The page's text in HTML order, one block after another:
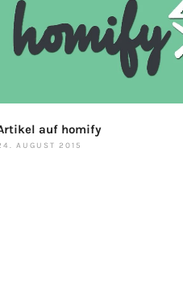
auf homify
AUGUST 2015